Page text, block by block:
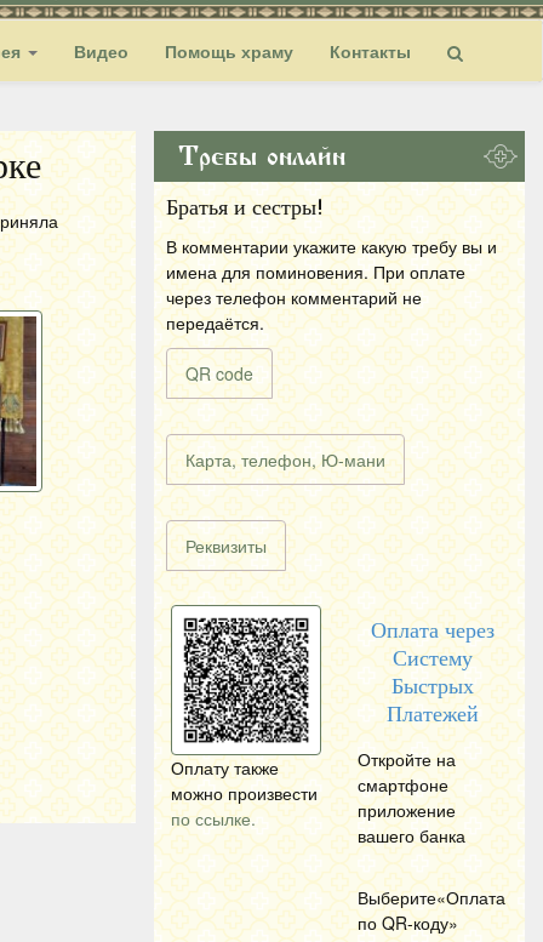
Видео Помощь храму Контакты
Требы онлайн
Братья и сестры!
В комментарии укажите какую требу вы и
имена для поминовения. При оплате
через телефон комментарий не
передаётся.
QR code
Карта, телефон, Ю-мани
Реквизиты
Оплату также
можно произвести
по ссылке.
Оплата через
Систему
Быстрых
Платежей
Откройте на
смартфоне
приложение
вашего банка
Выберите«Оплата
по QR-коду»